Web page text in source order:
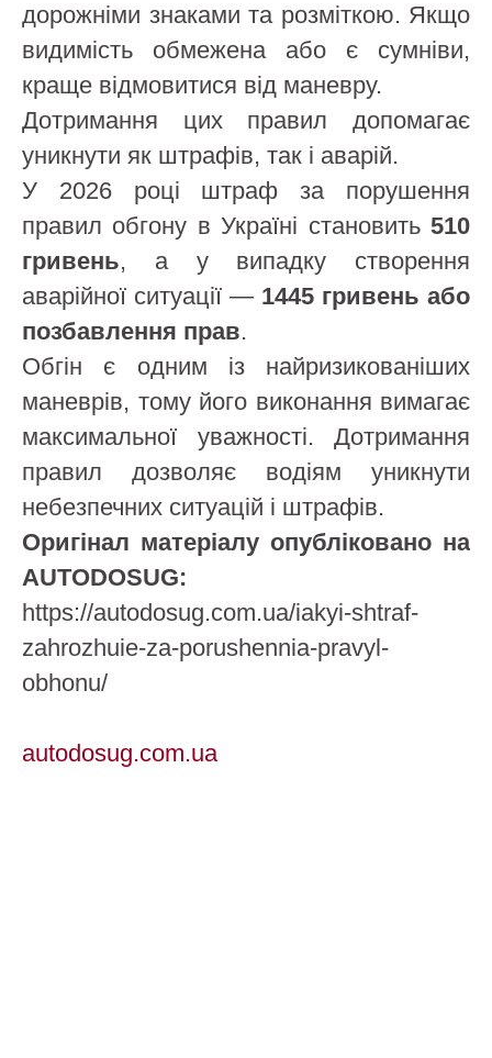
дорожніми знаками та розміткою. Якщо
видимість обмежена або є сумніви,
краще відмовитися від маневру.
Дотримання цих правил допомагає
уникнути як штрафів, так і аварій.
У 2026 році штраф за порушення
правил обгону в Україні становить 510
гривень, а у випадку створення
аварійної ситуації — 1445 гривень або
позбавлення прав.
Обгін є одним із найризикованіших
маневрів, тому його виконання вимагає
максимальної уважності. Дотримання
правил дозволяє водіям уникнути
небезпечних ситуацій і штрафів.
Оригінал матеріалу опубліковано на
AUTODOSUG:
https://autodosug.com.ua/iakyi-shtraf-
zahrozhuie-za-porushennia-pravyl-
obhonu/
autodosug.com.ua